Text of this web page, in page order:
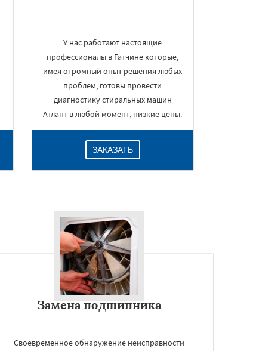
У нас работают настоящие
профессионалы в Гатчине которые,
имея огромный опыт решения любых
проблем, готовы провести
диагностику стиральных машин
Атлант в любой момент, низкие цены.
ЗАКАЗАТЬ
Замена подшипника
Своевременное обнаружение неисправности